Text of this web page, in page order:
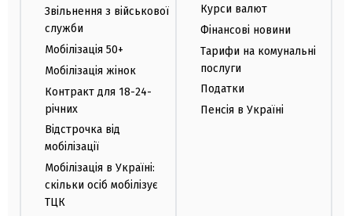
Звільнення з військової
служби
Мобілізація 50+
Мобілізація жінок
Контракт для 18-24-
річних
Відстрочка від
мобілізації
Мобілізація в Україні:
скільки осіб мобілізує
ТЦК
Курси валют
Фінансові новини
Тарифи на комунальні
послуги
Податки
Пенсія в Україні